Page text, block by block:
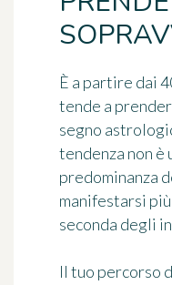
È a partire dai
tende a
segno
tendenza non è
predominanza
manifestarsi
seconda degli
Il tuo percorso